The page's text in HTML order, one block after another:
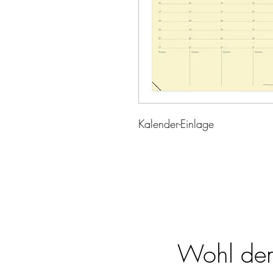
Kalender-Einlage
Wohl